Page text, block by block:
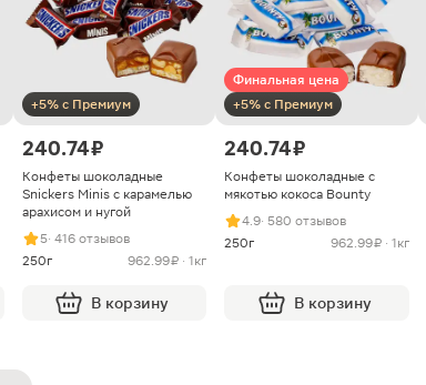
+5% с Премиум
240.74 ₽
Конфеты шоколадные
Snickers Minis с карамелью
арахисом и нугой
5· 416 отзывов
250г
962.99 ₽ · 1кг
В корзину
Финальная цена
+5% с Премиум
240.74 ₽
Конфеты шоколадные с
мякотью кокоса Bounty
4.9· 580 отзывов
250г
962.99 ₽ · 1кг
В корзину